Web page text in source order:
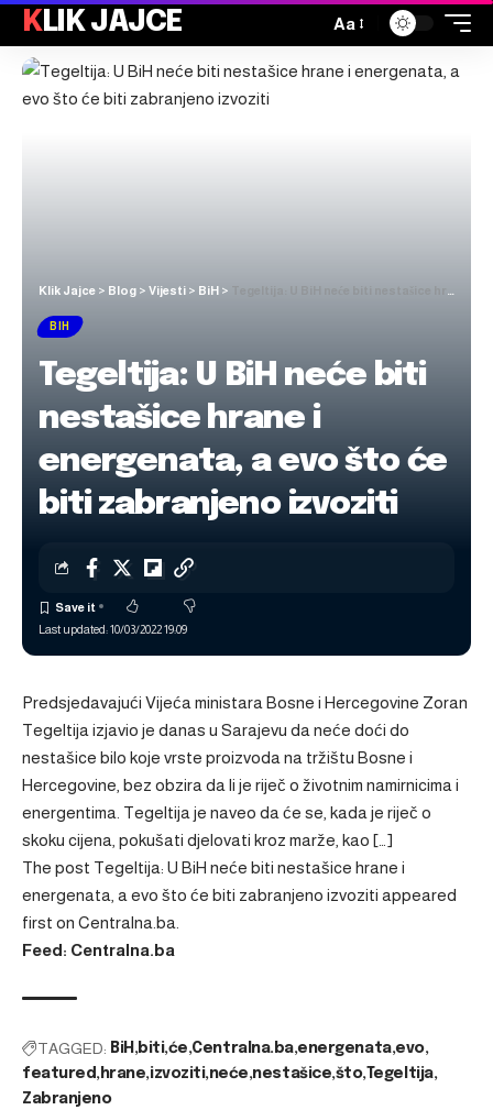
KLIK JAJCE Aa
Klik Jajce > Blog > Vijesti > BiH >
BIH
Tegeltija: U BiH neće biti
nestašice hrane i
energenata, a evo što će
biti zabranjeno izvoziti
Last updated: 10/03/2022 19:09
Predsjedavajući Vijeća ministara Bosne i Hercegovine Zoran
Tegeltija izjavio je danas u Sarajevu da neće doći do
nestašice bilo koje vrste proizvoda na tržištu Bosne i
Hercegovine, bez obzira da li je riječ o životnim namirnicima i
energentima. Tegeltija je naveo da će se, kada je riječ o
skoku cijena, pokušati djelovati kroz marže, kao […]
The post Tegeltija: U BiH neće biti nestašice hrane i
energenata, a evo što će biti zabranjeno izvoziti appeared
first on Centralna.ba
Feed: Centralna.ba
TAGGED: BiH biti će Centralna.ba energenata evo
featured hrane izvoziti neće nestašice što Tegeltija
Zabranjeno